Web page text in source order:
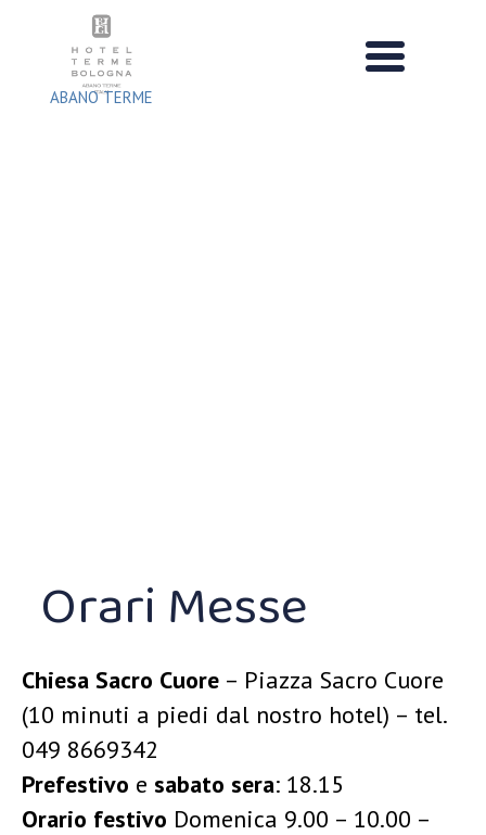
contenuto
ABANO TERME
Orari Messe
Chiesa Sacro Cuore – Piazza Sacro Cuore
(10 minuti a piedi dal nostro hotel) – tel.
049 8669342
Prefestivo e sabato sera: 18.15
Orario festivo Domenica 9.00 – 10.00 –